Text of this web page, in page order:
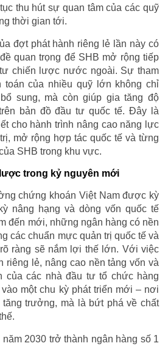
thu hút sự quan tâm của các quỹ
thời gian tới.
đợt phát hành riêng lẻ lần này có
quan trọng để SHB mở rộng tiếp
chiến lược nước ngoài. Sự tham
toán của nhiều quỹ lớn không chỉ
sung, mà còn giúp gia tăng độ
bản đồ đầu tư quốc tế. Đây là
cho hành trình nâng cao năng lực
mở rộng hợp tác quốc tế và từng
SHB trong khu vực.
trong kỷ nguyên mới
chứng khoán Việt Nam được kỳ
nâng hạng và dòng vốn quốc tế
đến mới, những ngân hàng có nền
các chuẩn mực quản trị quốc tế và
ràng sẽ nắm lợi thế lớn. Với việc
riêng lẻ, nâng cao nền tảng vốn và
của các nhà đầu tư tổ chức hàng
một chu kỳ phát triển mới – nơi
trưởng, mà là bứt phá về chất
2030 trở thành ngân hàng số 1